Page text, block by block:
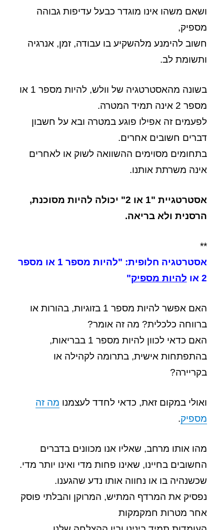
ושאם משהו אינו מוגדר כבעל עדיפות גבוהה
מספיק,
חשוב להימנע מלהשקיע בו עבודה, זמן, אנרגיה
ותשומת לב.
בשונה מהאסטרטגיה של וולש, להיות מספר 1 או
מספר 2 אינה תמיד המטרה.
לפעמים זה אפילו פוגע במטרה ובא על חשבון
דברים חשובים אחרים.
בתחומים מסוימים ההשוואה לשוק או לאחרים
אינה משרתת אותנו.
אסטרטגיית "1 או 2" יכולה להיות מסוכנת,
הרסנית ולא בריאה.
**
אסטרטגיה חלופית: "להיות מספר 1 או מספר
2 או
להיות מספיק"
האם אפשר להיות מספר 1 בזוגיות, בהורות או
ברווחה כלכלית? מה זה אומר?
האם כדאי לכוון להיות מספר 1 בבריאות,
בהתפתחות אישית, בתרומה לקהילה או
בקריירה?
ואולי במקום זאת, כדאי לחדד לעצמנו מה זה
מספיק.
מהו אותו מרחב, שאליו אנו מכוונים בדברים
החשובים בחיינו, שאינו פחות מדי ואינו יותר מדי.
שכשנהיה בו או נחווה אותו נדע שהגענו.
נפסיק את המרדף המתיש, המרוקן והבלתי פוסק
אחר מטרות חמקמקות